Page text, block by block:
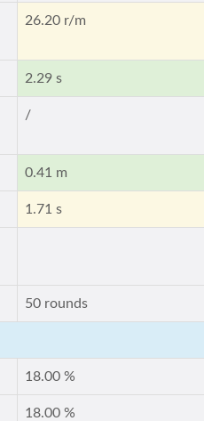
26.20 r/m
2.29 s
/
0.41 m
1.71 s
50 rounds
18.00 %
18.00 %